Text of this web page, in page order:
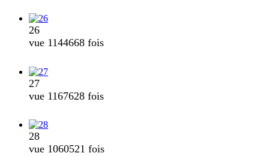
26
vue 1144668 fois
27
vue 1167628 fois
28
vue 1060521 fois